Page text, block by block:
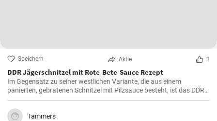
Speichern Aktie 3
DDR Jägerschnitzel mit Rote-Bete-Sauce Rezept
Im Gegensatz zu seiner westlichen Variante, die aus einem
panierten, gebratenen Schnitzel mit Pilzsauce besteht, ist das DDR-
Jägerschnitzel ein paniertes Jagdwurstschnitzel mit
Tomatensauce. Ein deftiges und schnelles Gericht, das eine
Mahlzeit für die ganze Familie oder Freunde bietet.
Tammers